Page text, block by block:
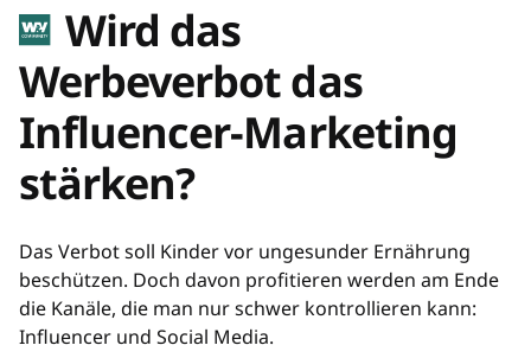
Wird das
Werbeverbot das
Influencer-Marketing
stärken?
Das Verbot soll Kinder vor ungesunder Ernährung
beschützen. Doch davon profitieren werden am Ende
die Kanäle, die man nur schwer kontrollieren kann:
Influencer und Social Media.